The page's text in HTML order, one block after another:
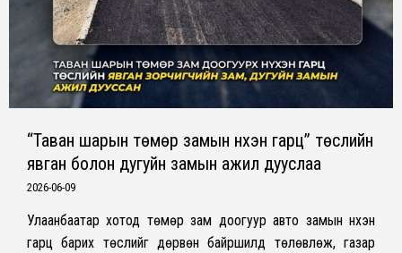
“Таван шарын төмөр замын нүхэн гарц” төслийн
явган болон дугуйн замын ажил дууслаа
2026-06-09
Улаанбаатар хотод төмөр зам доогуур авто замын нүхэн
гарц барих төслийг дөрвөн байршилд төлөвлөж, газар